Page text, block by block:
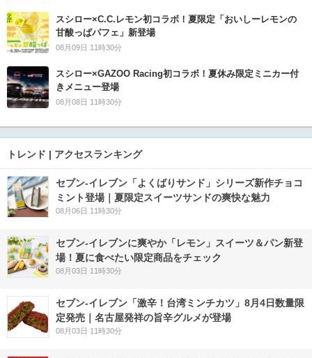
スシロー×C.C.レモン初コラボ！夏限定「おいしーレモンの
甘酸っぱパフェ」新登場
08月09日 11時30分
スシロー×GAZOO Racing初コラボ！夏休み限定ミニカー付
きメニュー登場
08月08日 11時30分
トレンド | アクセスランキング
セブン‐イレブン「よくばりサンド」シリーズ新作チョコ
ミント登場｜夏限定スイーツサンドの爽快な魅力
08月06日 11時30分
セブン‐イレブンに爽やか「レモン」スイーツ＆パン新登
場！夏に食べたい限定商品をチェック
08月03日 11時30分
セブン-イレブン「激辛！台湾ミンチカツ」8月4日数量限
定発売｜名古屋発祥の旨辛グルメが登場
08月03日 11時30分